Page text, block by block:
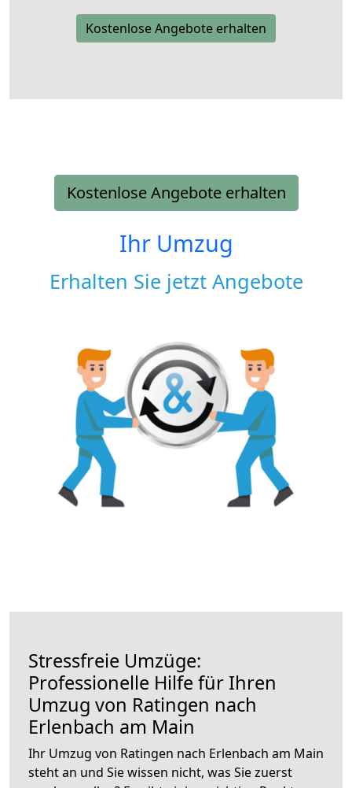
Kostenlose Angebote erhalten
Kostenlose Angebote erhalten
Ihr Umzug
Erhalten Sie jetzt Angebote
Stressfreie Umzüge:
Professionelle Hilfe für Ihren
Umzug von Ratingen nach
Erlenbach am Main
Ihr Umzug von Ratingen nach Erlenbach am Main
steht an und Sie wissen nicht, was Sie zuerst